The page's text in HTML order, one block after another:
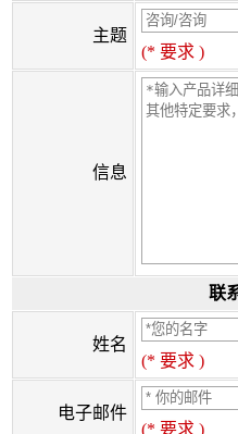
主题
(* 要求 )
信息
联
姓名
(* 要求 )
电子邮件
(* 要求 )